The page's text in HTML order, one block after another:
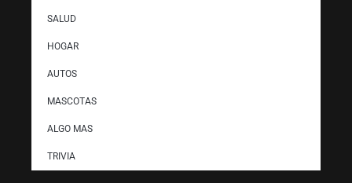
SALUD
HOGAR
AUTOS
MASCOTAS
ALGO MAS
TRIVIA